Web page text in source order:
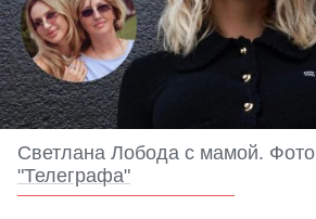
Светлана Лобода с мамой. Фото
"Телеграфа"